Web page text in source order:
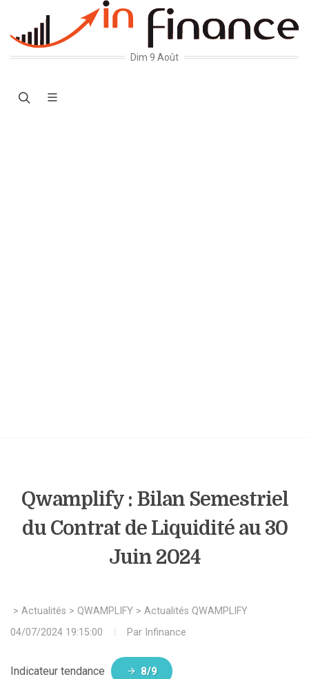
Dim 9 Août
Qwamplify : Bilan Semestriel
du Contrat de Liquidité au 30
Juin 2024
> Actualités > QWAMPLIFY > Actualités QWAMPLIFY
04/07/2024 19:15:00
Par Infinance
Indicateur tendance 8/9